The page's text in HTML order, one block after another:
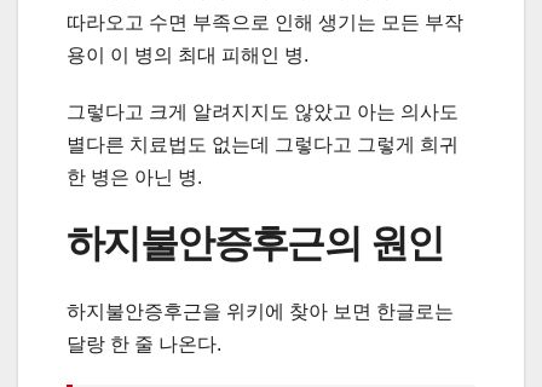
따라오고 수면 부족으로 인해 생기는 모든 부작
용이 이 병의 최대 피해인 병.
그렇다고 크게 알려지지도 않았고 아는 의사도
별다른 치료법도 없는데 그렇다고 그렇게 희귀
한 병은 아닌 병.
하지불안증후근의 원인
하지불안증후근을 위키에 찾아 보면 한글로는
달랑 한 줄 나온다.